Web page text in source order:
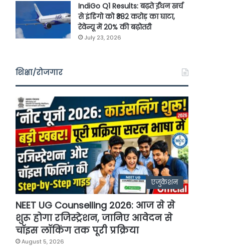
IndiGo Q1 Results: बढ़ते ईंधन खर्च
से इंडिगो को ₹382 करोड़ का घाटा,
रेवेन्यू में 20% की बढ़ोतरी
July 23, 2026
शिक्षा/रोजगार
एजुकेशन
NEET UG Counselling 2026: आज से से
शुरू होगा रजिस्ट्रेशन, जानिए आवेदन से
चॉइस लॉकिंग तक पूरी प्रक्रिया
August 5, 2026